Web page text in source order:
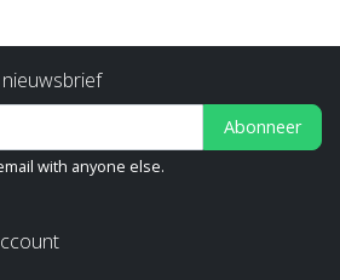
Abonneer
with anyone else.